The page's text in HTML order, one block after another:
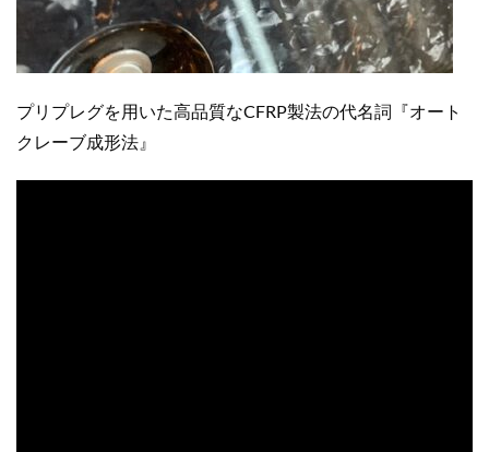
プリプレグを用いた高品質なCFRP製法の代名詞『オート
クレーブ成形法』